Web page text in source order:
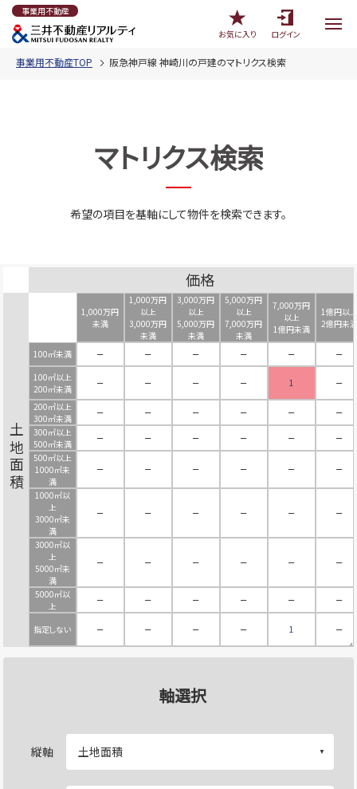
事業用不動産
お気に入り
ログイン
事業用不動産TOP 阪急神戸線 神崎川の戸建のマトリクス検索
マトリクス検索
希望の項目を基軸にして物件を検索できます。
価格
土地面積
1,000万円
未満
1,000万円
以上
3,000万円
未満
3,000万円
以上
5,000万円
未満
5,000万円
以上
7,000万円
未満
7,000万円
以上
1億円未満
1億円以上
2億円未満
100㎡未満 － － － － －
－
100㎡以上
200㎡未満
－ － － － 1
－
200㎡以上
300㎡未満
－ － － － －
－
300㎡以上
500㎡未満
－ － － － －
－
500㎡以上
1000㎡未
満
－ － － － － －
1000㎡以
上
3000㎡未
満
－ － － － － －
3000㎡以
上
5000㎡未
満
－ － － － － －
5000㎡以
上
－ － － － － －
指定しない － － － － 1 －
軸選択
縦軸